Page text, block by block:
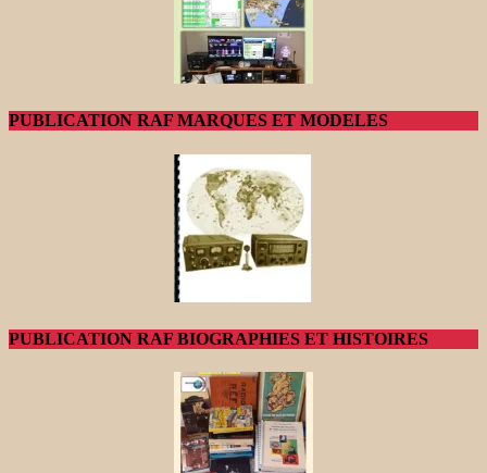
PUBLICATION RAF MARQUES ET MODELES
PUBLICATION RAF BIOGRAPHIES ET HISTOIRES